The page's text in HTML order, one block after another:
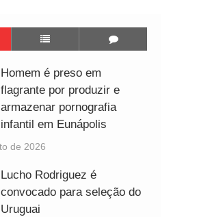
Homem é preso em
flagrante por produzir e
armazenar pornografia
infantil em Eunápolis
de 2026
Lucho Rodriguez é
convocado para seleção do
Uruguai